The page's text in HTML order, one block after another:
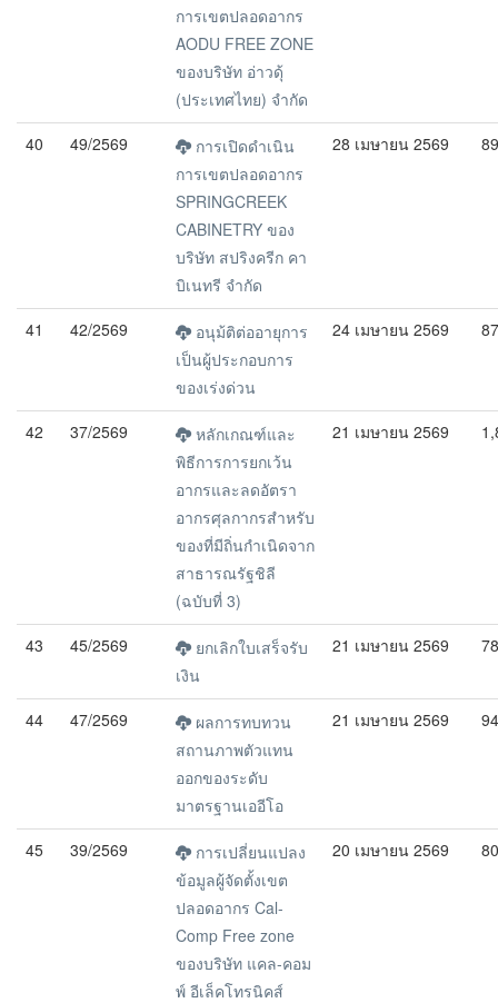
การเขตปลอดอากร
AODU FREE ZONE
ของบริษัท อ่าวดุ้
(ประเทศไทย) จำกัด
40 49/2569
การเปิดดำเนิน
การเขตปลอดอากร
SPRINGCREEK
CABINETRY ของ
บริษัท สปริงครีก คา
บิเนทรี จำกัด
28 เมษายน 2569
41 42/2569
อนุม้ติต่ออายุการ
เป็นผู้ประกอบการ
ของเร่งด่วน
24 เมษายน 2569
42 37/2569
หลักเกณฑ์และ
พิธีการการยกเว้น
อากรและลดอัตรา
อากรศุลกากรสำหรับ
ของที่มีถิ่นกำเนิดจาก
สาธารณรัฐชิลี
(ฉบับที่ 3)
21 เมษายน 2569
43 45/2569
ยกเลิกใบเสร็จรับ
เงิน
21 เมษายน 2569
44 47/2569
ผลการทบทวน
สถานภาพตัวแทน
ออกของระดับ
มาตรฐานเออีโอ
21 เมษายน 2569
45 39/2569
การเปลี่ยนแปลง
ข้อมูลผู้จัดตั้งเขต
ปลอดอากร Cal-
Comp Free zone
ของบริษัท แคล-คอม
พ์ อีเล็คโทรนิคส์
20 เมษายน 2569